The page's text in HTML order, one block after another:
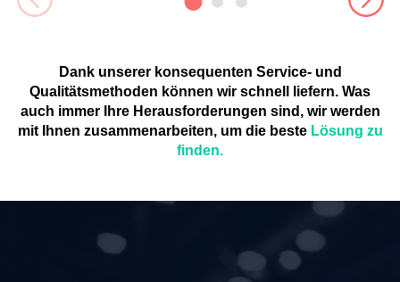
Dank unserer konsequenten Service- und
Qualitätsmethoden können wir schnell liefern. Was
auch immer Ihre Herausforderungen sind, wir werden
mit Ihnen zusammenarbeiten, um die beste Lösung zu
finden.